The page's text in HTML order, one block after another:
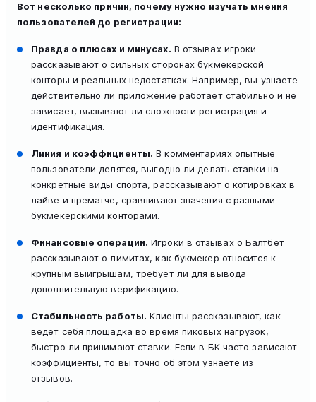
Вот несколько причин, почему нужно изучать мнения
пользователей до регистрации:
Правда о плюсах и минусах. В отзывах игроки
рассказывают о сильных сторонах букмекерской
конторы и реальных недостатках. Например, вы узнаете
действительно ли приложение работает стабильно и не
зависает, вызывают ли сложности регистрация и
идентификация.
Линия и коэффициенты. В комментариях опытные
пользователи делятся, выгодно ли делать ставки на
конкретные виды спорта, рассказывают о котировках в
лайве и прематче, сравнивают значения с разными
букмекерскими конторами.
Финансовые операции. Игроки в отзывах о Балтбет
рассказывают о лимитах, как букмекер относится к
крупным выигрышам, требует ли для вывода
дополнительную верификацию.
Стабильность работы. Клиенты рассказывают, как
ведет себя площадка во время пиковых нагрузок,
быстро ли принимают ставки. Если в БК часто зависают
коэффициенты, то вы точно об этом узнаете из
отзывов.